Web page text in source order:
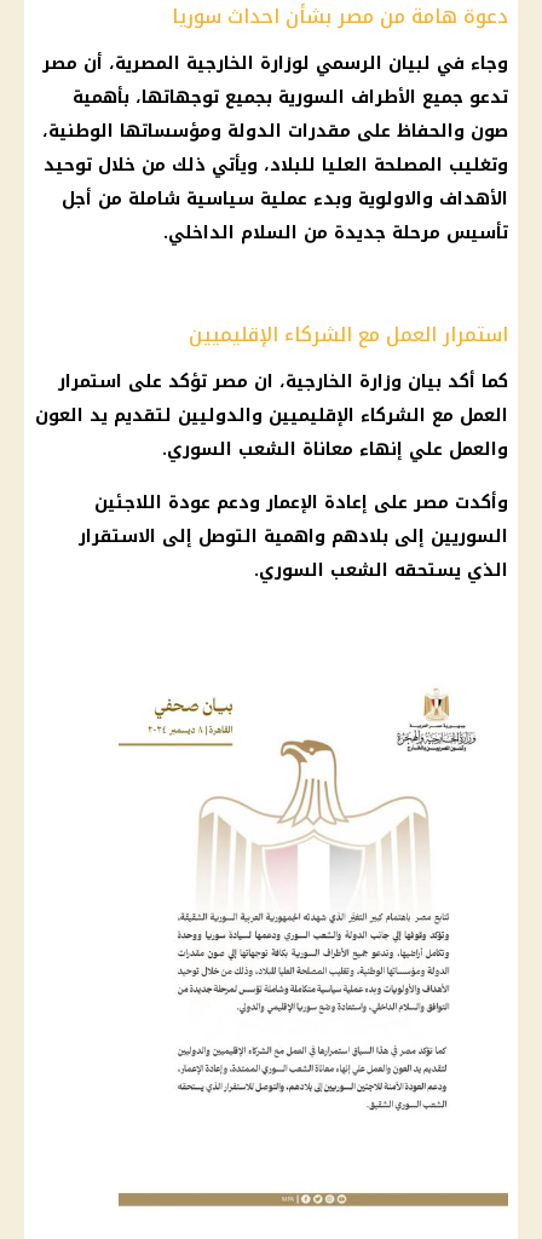
دعوة هامة من مصر بشأن احداث سوريا
وجاء في لبيان الرسمي لوزارة الخارجية المصرية، أن مصر
تدعو جميع الأطراف السورية بجميع توجهاتها، بأهمية
صون والحفاظ على مقدرات الدولة ومؤسساتها الوطنية،
وتغليب المصلحة العليا للبلاد، ويأتي ذلك من خلال توحيد
الأهداف والاولوية وبدء عملية سياسية شاملة من أجل
تأسيس مرحلة جديدة من السلام الداخلي.
استمرار العمل مع الشركاء الإقليميين
كما أكد بيان وزارة الخارجية، ان مصر تؤكد على استمرار
العمل مع الشركاء الإقليميين والدوليين لتقديم يد العون
والعمل علي إنهاء معاناة الشعب السوري.
وأكدت مصر على إعادة الإعمار ودعم عودة اللاجئين
السوريين إلى بلادهم واهمية التوصل إلى الاستقرار
الذي يستحقه الشعب السوري.